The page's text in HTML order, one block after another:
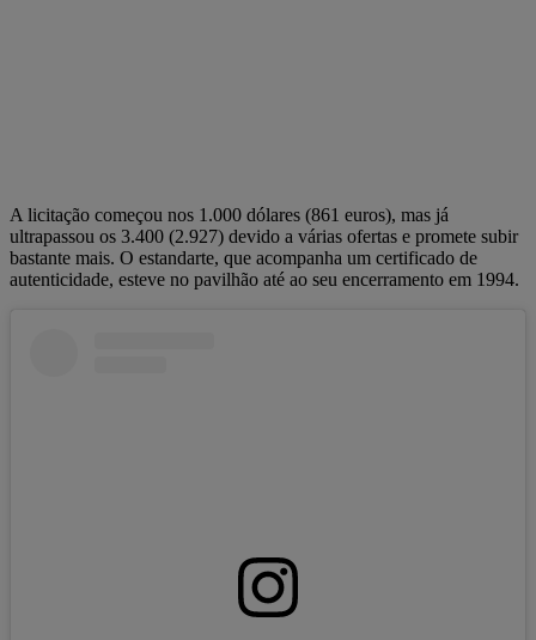
A licitação começou nos 1.000 dólares (861 euros), mas já
ultrapassou os 3.400 (2.927) devido a várias ofertas e promete subir
bastante mais. O estandarte, que acompanha um certificado de
autenticidade, esteve no pavilhão até ao seu encerramento em 1994.